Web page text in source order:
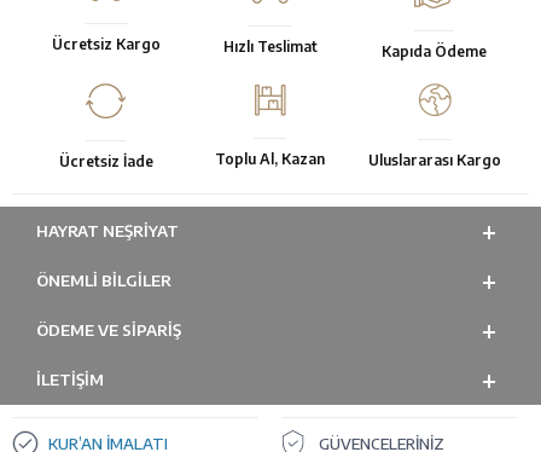
Ücretsiz Kargo Hızlı Teslimat Kapıda Ödeme
Ücretsiz İade Toplu Al, Kazan Uluslararası Kargo
HAYRAT NEŞRIYAT
ÖNEMLI BILGILER
ÖDEME VE SİPARİŞ
İLETİŞİM
KUR’AN İMALATI GÜVENCELERİNİZ